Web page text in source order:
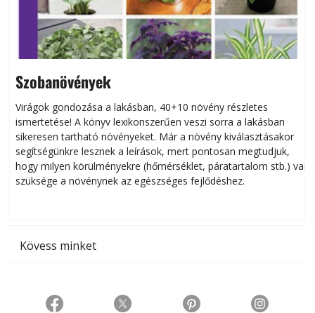
Szobanövények
Virágok gondozása a lakásban, 40+10 növény részletes
ismertetése! A könyv lexikonszerűen veszi sorra a lakásban
sikeresen tart­ha­tó növényeket. Már a növény kiválasztásakor
segítségünkre lesznek a leírások, mert pontosan megtudjuk,
hogy milyen körülményekre (hőmérséklet, páratartalom stb.) van
szüksége a növénynek az egészséges fejlődéshez.
Kövess minket